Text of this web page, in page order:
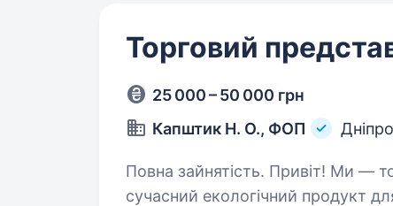
Торговий
25 000 – 50 000 грн
Капштик Н. О., ФОП
Повна зайнятість. Привіт! Ми — торгово-виробнича компанія, яка створює
сучасний екологічний продукт